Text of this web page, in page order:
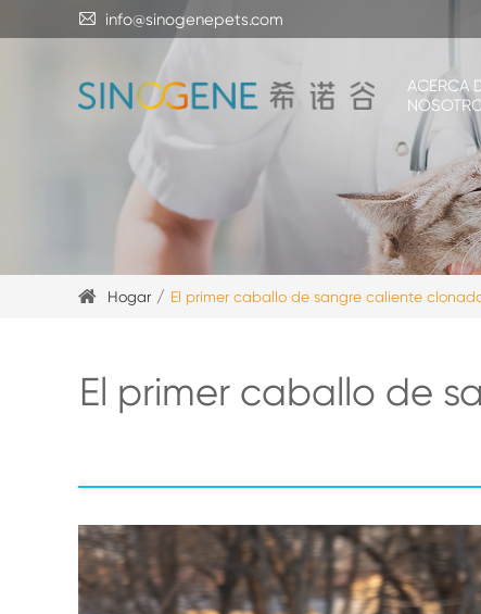
 info@sinogenepets.com
ACERCA
Hogar El primer caballo de sangre caliente
El primer caballo de